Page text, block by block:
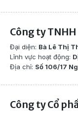
Công ty
Đại diện: Bà Lê Thị
Lĩnh vực hoạt động:
Địa chỉ: Số 106/17
Công ty Cổ